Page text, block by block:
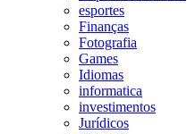
esportes
Finanças
Fotografia
Games
Idiomas
informatica
investimentos
Jurídicos